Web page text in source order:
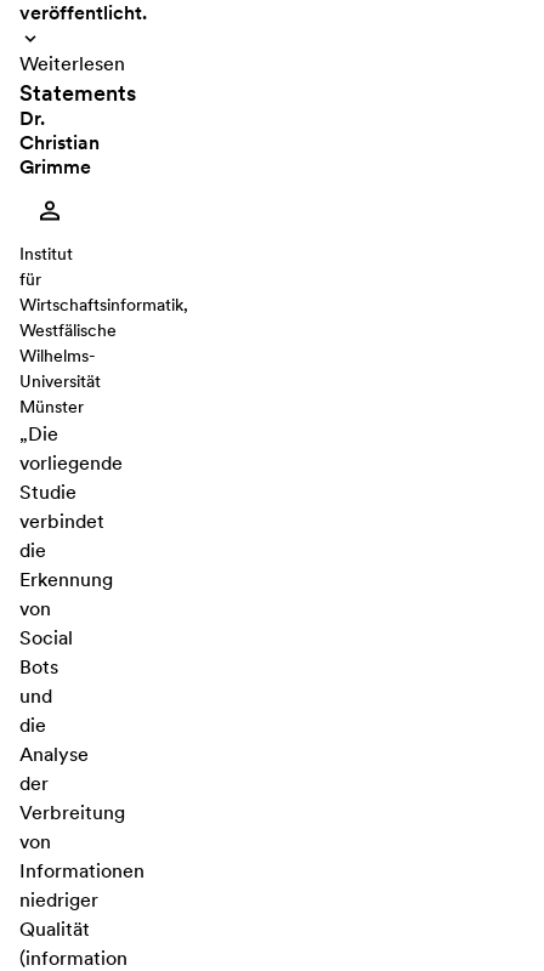
veröffentlicht.
Weiterlesen
Statements
Dr.
Christian
Grimme
Institut
für
Wirtschaftsinformatik,
Westfälische
Wilhelms-
Universität
Münster
„Die
vorliegende
Studie
verbindet
die
Erkennung
von
Social
Bots
und
die
Analyse
der
Verbreitung
von
Informationen
niedriger
Qualität
(information